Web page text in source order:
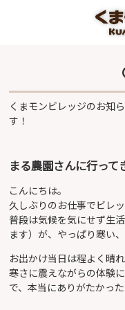
くまモンビレッジのお知
す！
まる農園さんに行っ
こんにちは。
久しぶりのお仕事でビレ
普段は気候を気にせず生
ます）が、やっぱり寒い
お出かけ当日は程よく晴
寒さに震えながらの体験
で、本当にありがたかった